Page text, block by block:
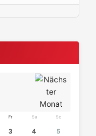
Fr Sa So
3 4 5